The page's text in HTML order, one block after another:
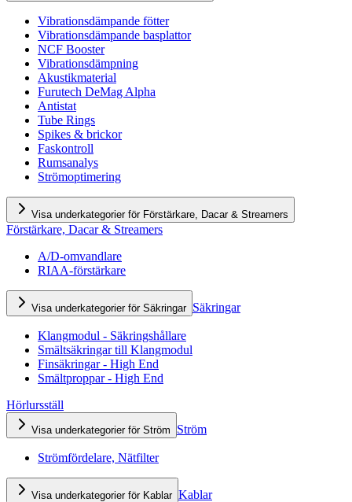
Vibrationsdämpande fötter
Vibrationsdämpande basplattor
NCF Booster
Vibrationsdämpning
Akustikmaterial
Furutech DeMag Alpha
Antistat
Tube Rings
Spikes & brickor
Faskontroll
Rumsanalys
Strömoptimering
Visa underkategorier för Förstärkare, Dacar & Streamers
Förstärkare, Dacar & Streamers
A/D-omvandlare
RIAA-förstärkare
Visa underkategorier för Säkringar Säkringar
Klangmodul - Säkringshållare
Smältsäkringar till Klangmodul
Finsäkringar - High End
Smältproppar - High End
Hörlursställ
Visa underkategorier för Ström Ström
Strömfördelare, Nätfilter
Visa underkategorier för Kablar Kablar